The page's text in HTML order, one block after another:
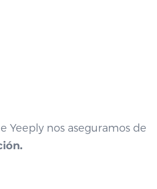
Yeeply nos aseguramos de